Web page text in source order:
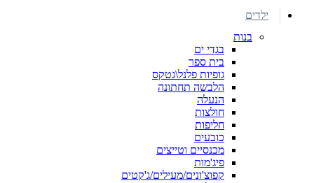
ילדים
בנות
בגדי ים
בית ספר
גופיות פלנל\גטקס
הלבשה תחתונה
הנעלה
חולצות
חליפות
כובעים
מכנסיים וטייצים
פיג'מות
קפוצ'ונים/מעילים/ג'קטים